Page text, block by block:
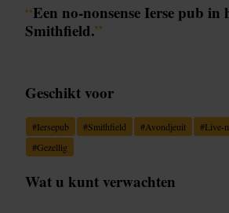
“Een no-nonsense Ierse pub in
Smithfield.”
Geschikt voor
#Iersepub #Smithfield #Avondjeuit #Live-
#Gezellig
Wat u kunt verwachten